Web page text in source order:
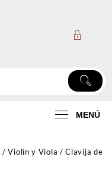
MENÚ
/Violín y Viola / Clavija de